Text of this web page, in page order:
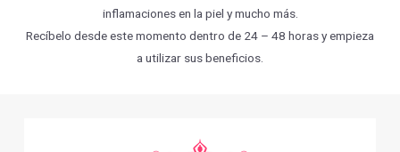
inflamaciones en la piel y mucho más.
Recíbelo desde este momento dentro de 24 – 48 horas y empieza
a utilizar sus beneficios.